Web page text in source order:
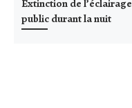
public durant la nuit